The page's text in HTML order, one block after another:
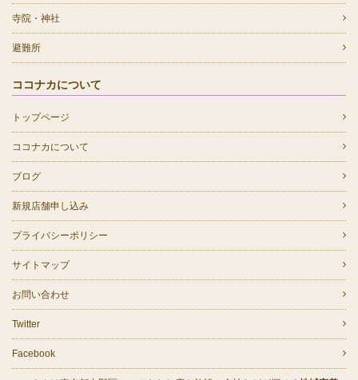
寺院・神社
避難所
ココナカについて
トップページ
ココナカについて
ブログ
新規店舗申し込み
プライバシーポリシー
サイトマップ
お問い合わせ
Twitter
Facebook